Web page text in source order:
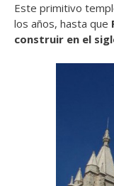
Este primitivo
los años, hasta que
construir en el